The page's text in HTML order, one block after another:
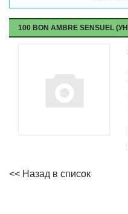
100 BON AMBRE SENSUEL
<< Назад в список